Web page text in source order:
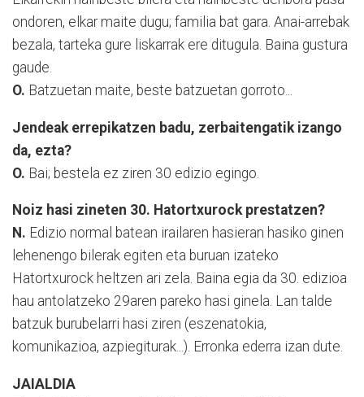
ondoren, elkar maite dugu; familia bat gara. Anai-arrebak
bezala, tarteka gure liskarrak ere ditugula. Baina gustura
gaude.
O. Batzuetan maite, beste batzuetan gorroto...
Jendeak errepikatzen badu, zerbaitengatik izango
da, ezta?
O. Bai; bestela ez ziren 30 edizio egingo.
Noiz hasi zineten 30. Hatortxurock prestatzen?
N. Edizio normal batean irailaren hasieran hasiko ginen
lehenengo bilerak egiten eta buruan izateko
Hatortxurock heltzen ari zela. Baina egia da 30. edizioa
hau antolatzeko 29aren pareko hasi ginela. Lan talde
batzuk burubelarri hasi ziren (eszenatokia,
komunikazioa, azpiegiturak...). Erronka ederra izan dute.
JAIALDIA